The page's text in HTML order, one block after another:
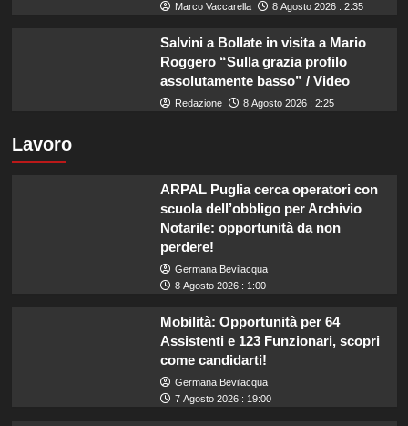
Marco Vaccarella 8 Agosto 2026 : 2:35
Salvini a Bollate in visita a Mario
Roggero “Sulla grazia profilo
assolutamente basso” / Video
Redazione 8 Agosto 2026 : 2:25
Lavoro
ARPAL Puglia cerca operatori con
scuola dell’obbligo per Archivio
Notarile: opportunità da non
perdere!
Germana Bevilacqua
8 Agosto 2026 : 1:00
Mobilità: Opportunità per 64
Assistenti e 123 Funzionari, scopri
come candidarti!
Germana Bevilacqua
7 Agosto 2026 : 19:00